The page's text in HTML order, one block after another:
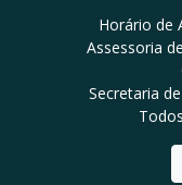
Horário de
Assessoria
Secretaria